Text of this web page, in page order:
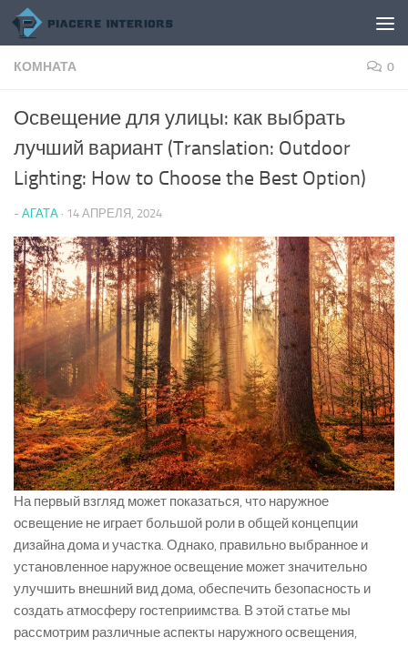
Перейти к содержимому
КОМНАТА 0
Освещение для улицы: как выбрать
лучший вариант (Translation: Outdoor
Lighting: How to Choose the Best Option)
- АГАТА · 14 АПРЕЛЯ, 2024
На первый взгляд может показаться, что наружное
освещение не играет большой роли в общей концепции
дизайна дома и участка. Однако, правильно выбранное и
установленное наружное освещение может значительно
улучшить внешний вид дома, обеспечить безопасность и
создать атмосферу гостеприимства. В этой статье мы
рассмотрим различные аспекты наружного освещения,